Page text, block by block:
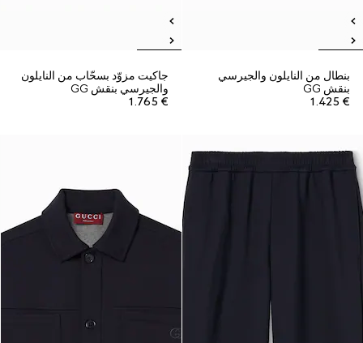
بنطال من النايلون والجيرسي
بنقش GG
€ 1.425
جاكيت مزوّد بسحّاب من النايلون
والجيرسي بنقش GG
€ 1.765